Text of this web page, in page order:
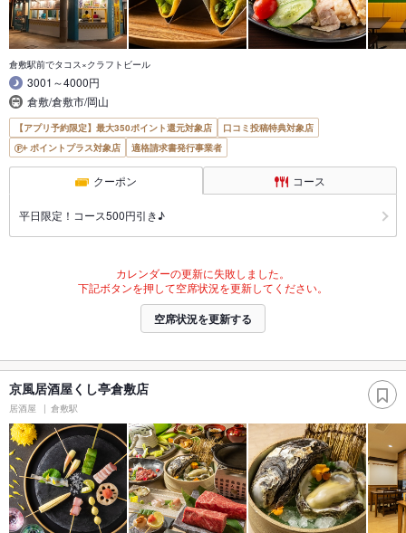
倉敷駅前でタコス×クラフトビール
3001～4000円
倉敷/倉敷市/岡山
【アプリ予約限定】最大350ポイント還元対象店
口コミ投稿特典対象店
ポイントプラス対象店
適格請求書発行事業者
クーポン コース
平日限定！コース500円引き♪
カレンダーの更新に失敗しました。
下記ボタンを押して空席状況を更新してください。
空席状況を更新する
京風居酒屋くし亭倉敷店
居酒屋 倉敷駅